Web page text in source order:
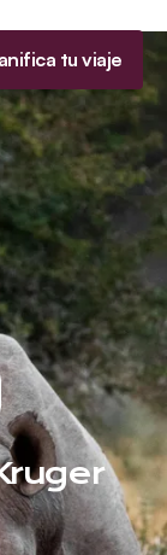
tu viaje